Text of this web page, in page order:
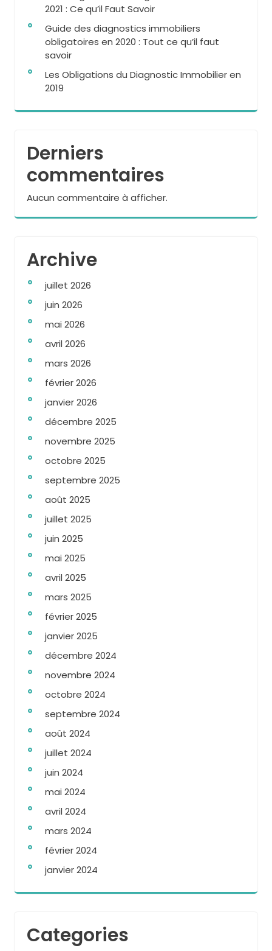
2021 : Ce qu’il Faut Savoir
Guide des diagnostics immobiliers
obligatoires en 2020 : Tout ce qu’il faut
savoir
Les Obligations du Diagnostic Immobilier en
2019
Derniers
commentaires
Aucun commentaire à afficher.
Archive
juillet 2026
juin 2026
mai 2026
avril 2026
mars 2026
février 2026
janvier 2026
décembre 2025
novembre 2025
octobre 2025
septembre 2025
août 2025
juillet 2025
juin 2025
mai 2025
avril 2025
mars 2025
février 2025
janvier 2025
décembre 2024
novembre 2024
octobre 2024
septembre 2024
août 2024
juillet 2024
juin 2024
mai 2024
avril 2024
mars 2024
février 2024
janvier 2024
Categories